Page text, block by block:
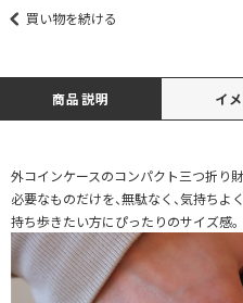
買い物を続ける
商品説明 イ
外コインケースのコンパクト三つ折り
必要なものだけを、無駄なく、気持ちよく
持ち歩きたい方にぴったりのサイズ感。